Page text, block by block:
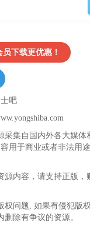
下载更优惠！
吧
采集自国内外各大媒体
用于商业或者非法用
源内容，请支持正版，
权问题, 如果有侵犯版
删除有争议的资源。